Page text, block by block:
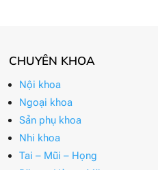
CHUYÊN KHOA
Nội khoa
Ngoại khoa
Sản phụ khoa
Nhi khoa
Tai – Mũi – Họng